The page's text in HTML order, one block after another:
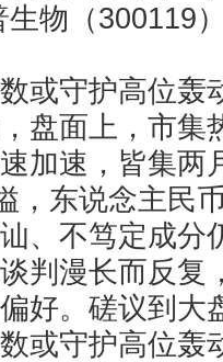
生物（300119
守护高位轰
面上，市集
加速，皆集
，东说念主民
、不笃定成分
判漫长而反复
好。磋议到大
或守护高位轰